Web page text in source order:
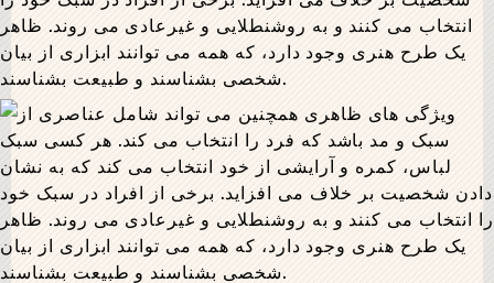
انتخاب می کنند و به روشنطلایی و غیرعادی می روند. ظاهر
یک طرح هنری وجود دارد، که همه می توانند ابزاری از بیان
شخصی بشناسند و طبیعت بشناسند.